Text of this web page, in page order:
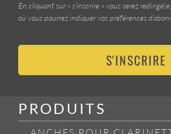
En cliquant sur « s’inscrire » vous serez
où vous pourrez indiquer vos préférences
S'INSCRIRE
PRODUITS